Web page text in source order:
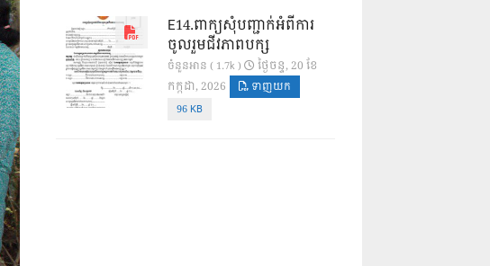
E14.ពាក្យសុំបញ្ជាក់អំពីការ
ចូលរួមជីវភាពបក្ស
ចំនួនអាន ( 1.7k )
ថ្ងៃ​ចន្ទ, 20 ខែ​
កក្កដា, 2026
ទាញយក
96 KB